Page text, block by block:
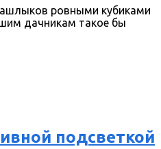
ровными кубиками
дачникам такое бы
подсветкой